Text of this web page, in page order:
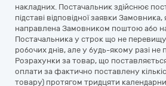
накладних. Постачальник здійснює
підставі відповідної заявки
направлена Замовником поштою або
Постачальника у строк що не
робочих днів, але у будь-якому разі не
Розрахунки за товар, що
оплати за фактично поставлену
товару) протягом тридцяти